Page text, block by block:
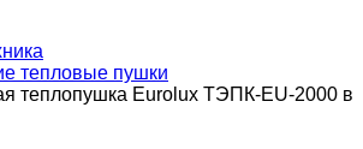
тепловые пушки
теплопушка Eurolux ТЭПК-EU-2000 в